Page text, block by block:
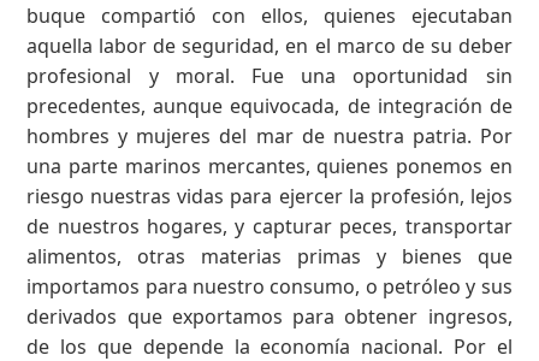
buque compartió con ellos, quienes ejecutaban
aquella labor de seguridad, en el marco de su deber
profesional y moral. Fue una oportunidad sin
precedentes, aunque equivocada, de integración de
hombres y mujeres del mar de nuestra patria. Por
una parte marinos mercantes, quienes ponemos en
riesgo nuestras vidas para ejercer la profesión, lejos
de nuestros hogares, y capturar peces, transportar
alimentos, otras materias primas y bienes que
importamos para nuestro consumo, o petróleo y sus
derivados que exportamos para obtener ingresos,
de los que depende la economía nacional. Por el